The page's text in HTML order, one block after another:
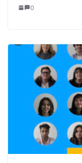
0